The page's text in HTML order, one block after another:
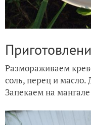
Размораживаем
соль, перец и масло.
Запекаем на